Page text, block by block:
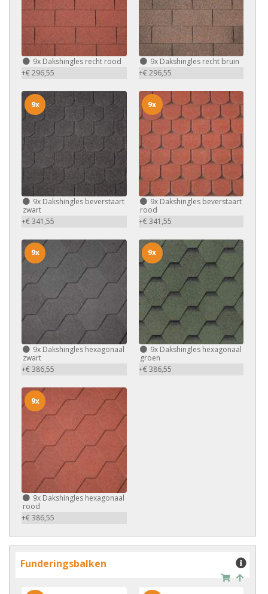
9x Dakshingles recht rood
+€ 296,55
9xDakshingles recht bruin
+€ 296,55
9x Dakshingles beverstaart
zwart
+€ 341,55
9x
9xDakshingles beverstaart
rood
+€ 341,55
9x
9x Dakshingles hexagonaal
zwart
+€ 386,55
9x
9xDakshingles hexagonaal
groen
+€ 386,55
9x
9x Dakshingles hexagonaal
rood
+€ 386,55
9x
Funderingsbalken